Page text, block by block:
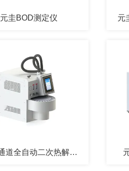
元圭BOD测定仪 元
元圭双通道全自动二次热解吸仪